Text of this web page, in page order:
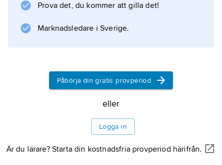
Prova det, du kommer att gilla det!
Marknadsledare i Sverige.
Påbörja din gratis provperiod
eller
Logga in
Är du lärare? Starta din kostnadsfria provperiod härifrån.